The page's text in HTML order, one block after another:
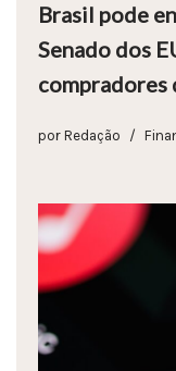
Brasil pode
Senado dos
compradores
por Redação